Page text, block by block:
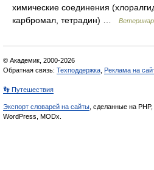
химические соединения
карбромал, тетрадин) …
© Академик, 2000-2026
Обратная связь: Техподдержка Реклама на
👣 Путешествия
Экспорт словарей на сайты , сделанные на PHP,
WordPress, MODx.